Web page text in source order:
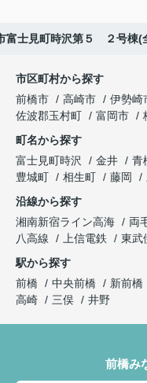
富士見町時沢第５ ２号
市区町村から探す
前橋市
高崎市 伊勢崎
佐波郡玉村町
富岡市
町名から探す
富士見町時沢
金井 青
豊城町
相生町 藤岡
沿線から探す
湘南新宿ライン高海
両
八高線
上信電鉄 東武
駅から探す
前橋
中央前橋 新前橋
高崎
三俣 井野
前橋み